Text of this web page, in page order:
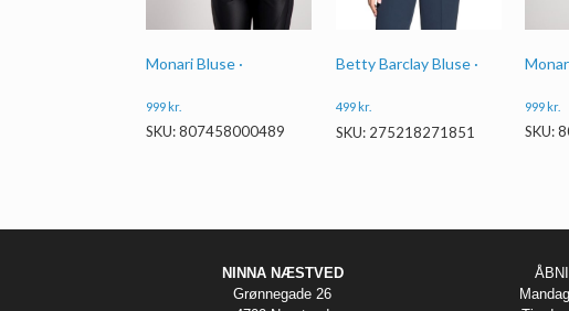
Monari Bluse ·
999kr.
SKU: 807458000489
Betty Barclay Bluse ·
499kr.
SKU: 275218271851
999kr.
SKU:
NINNA NÆSTVED
Grønnegade 26